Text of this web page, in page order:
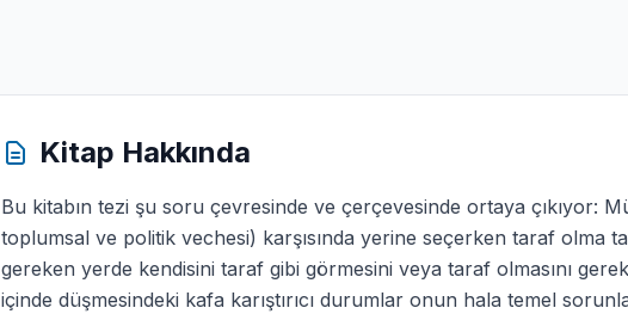
Kitap Hakkında
Bu kitabın tezi şu soru çevresinde ve çerçevesinde ortaya çıkıyor:
toplumsal ve politik vechesi) karşısında yerine seçerken taraf olma
gereken yerde kendisini taraf gibi görmesini veya taraf olmasını
içinde düşmesindeki kafa karıştırıcı durumlar onun hala temel